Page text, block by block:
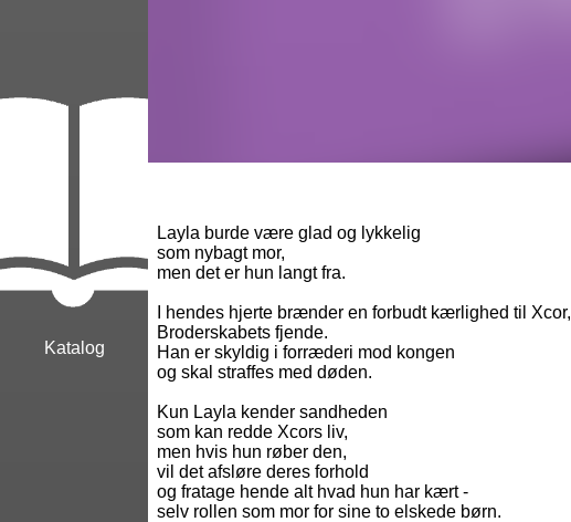
Katalog
Layla burde være glad og lykkelig
som nybagt mor,
men det er hun langt fra.
I hendes hjerte brænder en forbudt kærlighed til Xcor,
Broderskabets fjende.
Han er skyldig i forræderi mod kongen
og skal straffes med døden.
Kun Layla kender sandheden
som kan redde Xcors liv,
men hvis hun røber den,
vil det afsløre deres forhold
og fratage hende alt hvad hun har kært -
selv rollen som mor for sine to elskede børn.